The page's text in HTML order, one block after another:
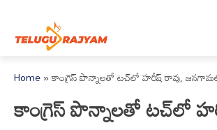
Home»కాంగ్రెస్ పొన్నాలతో టచ్‌లో హరీష్ రావు,
కాంగ్రెస్ పొన్నాలతో టచ్‌లో